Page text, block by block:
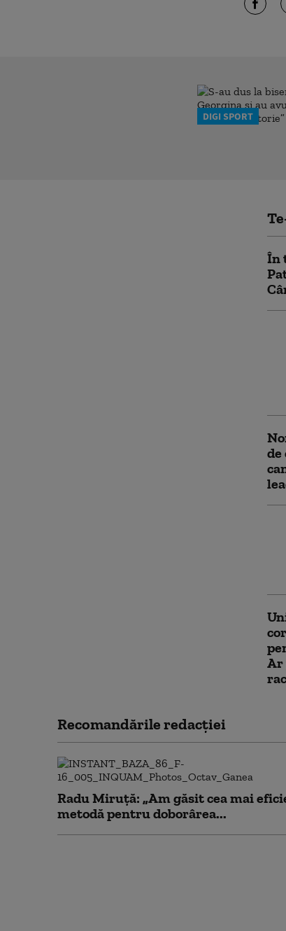
DIGI SPORT
În
de
Ar
Recomandările redacţiei
Radu Miruță: „Am găsit cea mai
metodă pentru doborârea...